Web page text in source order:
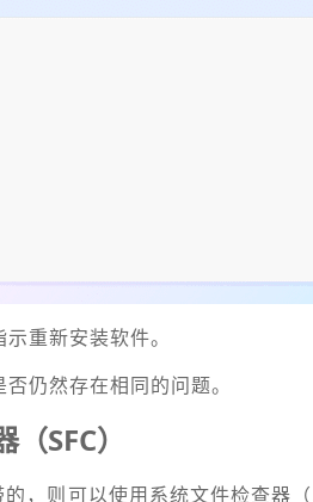
重新安装软件。
仍然存在相同的问题。
SFC）
，则可以使用系统文件检查器